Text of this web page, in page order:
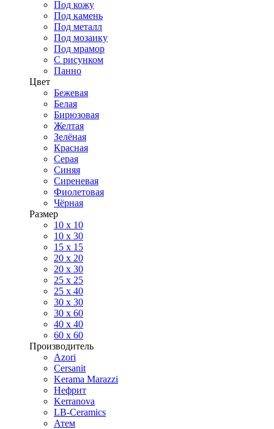
Под кожу
Под камень
Под металл
Под мозаику
Под мрамор
С рисунком
Панно
Цвет
Бежевая
Белая
Бирюзовая
Желтая
Зелёная
Красная
Серая
Синяя
Сиреневая
Фиолетовая
Чёрная
Размер
10 х 10
10 x 30
15 x 15
20 х 20
20 x 30
25 x 25
25 x 40
30 x 30
30 х 60
40 х 40
60 х 60
Производитель
Azori
Cersanit
Kerama Marazzi
Нефрит
Kerranova
LB-Ceramics
Атем